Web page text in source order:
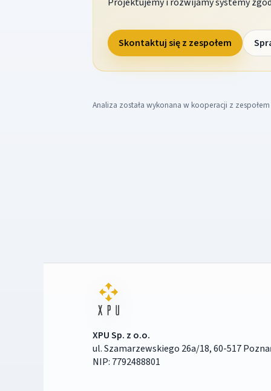
Skontaktuj się z zespołem
Analiza została wykonana w kooperacji z
XPU Sp. z o.o.
ul. Szamarzewskiego 26a/18, 60-517
NIP: 7792488801